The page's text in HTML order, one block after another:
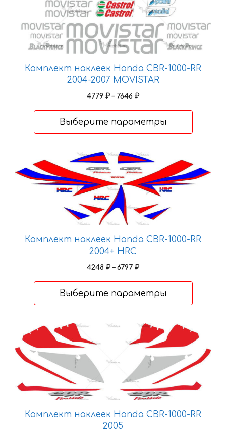
Комплект наклеек Honda CBR-1000-RR
2004-2007 MOVISTAR
4779 ₽ – 7646 ₽Диапазон
–
Выберите параметры
странице
товара.
Комплект наклеек Honda CBR-1000-RR
2004+ HRC
4248 ₽ – 6797 ₽Диапазон
–
Выберите параметры
товар
имеет
несколько
вариаций.
можно
товара.
Комплект наклеек Honda CBR-1000-RR
2005
Этот
товар
имеет
несколько
вариаций.
Опции
выбрать